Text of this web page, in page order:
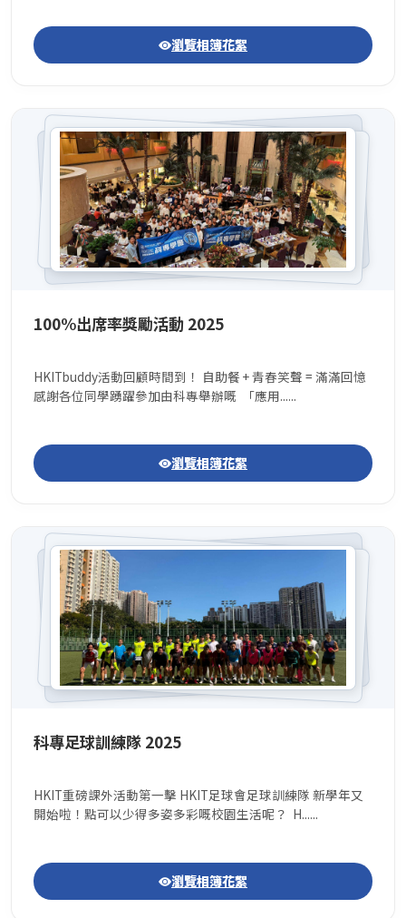
瀏覽相簿花絮
100%出席率獎勵活動 2025
HKITbuddy活動回顧時間到！ 自助餐 + 青春笑聲 = 滿滿回憶
感謝各位同學踴躍參加由科專舉辦嘅 「應用......
瀏覽相簿花絮
科專足球訓練隊 2025
HKIT重磅課外活動第一擊 HKIT足球會足球訓練隊 新學年又
開始啦！點可以少得多姿多彩嘅校園生活呢？ H......
瀏覽相簿花絮